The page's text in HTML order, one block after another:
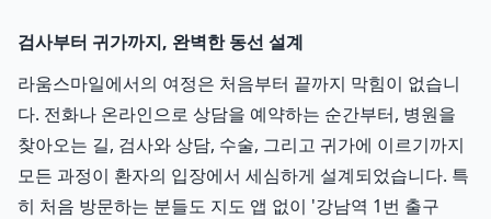
검사부터 귀가까지, 완벽한 동선 설계
라움스마일에서의 여정은 처음부터 끝까지 막힘이 없습니
다. 전화나 온라인으로 상담을 예약하는 순간부터, 병원을
찾아오는 길, 검사와 상담, 수술, 그리고 귀가에 이르기까지
모든 과정이 환자의 입장에서 세심하게 설계되었습니다. 특
히 처음 방문하는 분들도 지도 앱 없이 '강남역 1번 출구